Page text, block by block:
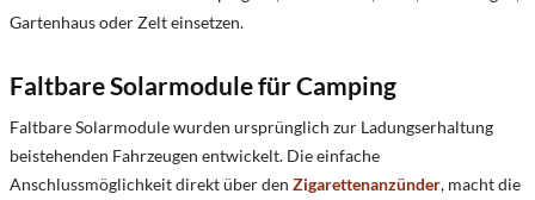
Gartenhaus oder Zelt einsetzen.
Faltbare Solarmodule für Camping
Faltbare Solarmodule wurden ursprünglich zur Ladungserhaltung
beistehenden Fahrzeugen entwickelt. Die einfache
Anschlussmöglichkeit direkt über den Zigarettenanzünder, macht die